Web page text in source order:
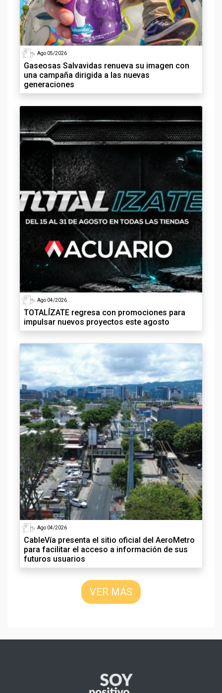
Ago 05/2026
Gaseosas Salvavidas renueva su imagen con
una campaña dirigida a las nuevas
generaciones
Ago 04/2026
TOTALÍZATE regresa con promociones para
impulsar nuevos proyectos este agosto
Ago 04/2026
CableVía presenta el sitio oficial del AeroMetro
para facilitar el acceso a información de sus
futuros usuarios
VER MÁS